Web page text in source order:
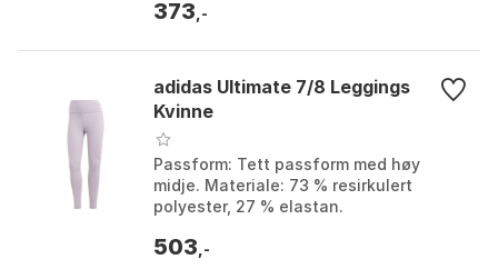
Farge: Black. Størrelse: 40.
373 ,-
adidas Ultimate 7/8 Leggings
Kvinne
Passform: Tett passform med høy
midje. Materiale: 73 % resirkulert
polyester, 27 % elastan.
teknologi. Bærekraft: Inneholder
503 ,-